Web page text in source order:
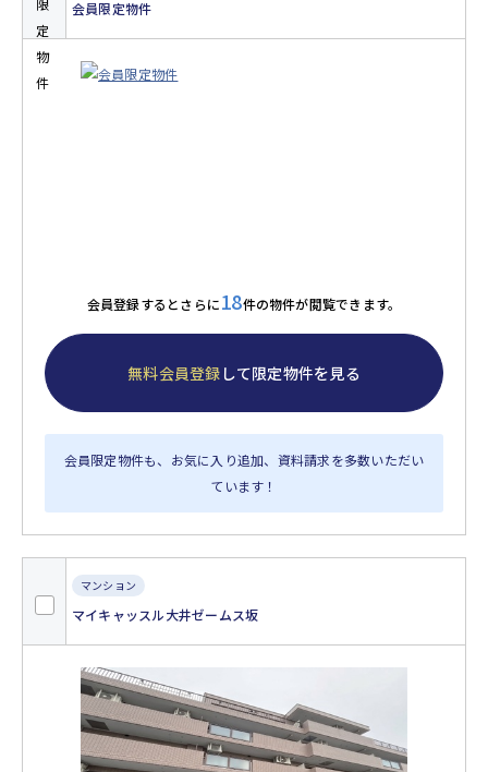
会員限定物件
会員登録するとさらに18件の物件が閲覧できます。
無料会員登録 して限定物件を見る
会員限定物件も、お気に入り追加、資料請求を多数いただい
ています！
マンション
マイキャッスル大井ゼームス坂